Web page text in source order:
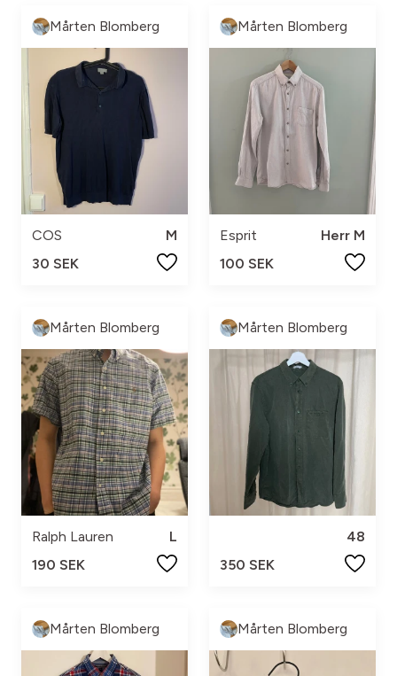
Mårten Blomberg
COS
M
30 SEK
Mårten Blomberg
Esprit
Herr M
100 SEK
Mårten Blomberg
Ralph Lauren
L
190 SEK
Mårten Blomberg
48
350 SEK
Mårten Blomberg Mårten Blomberg